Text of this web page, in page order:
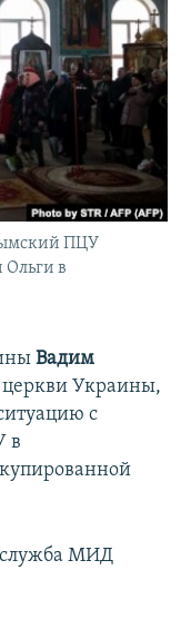
ПЦУ
Ольги в
Вадим
церкви Украины,
с
в
МИД